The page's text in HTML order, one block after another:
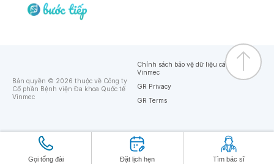
Gọi tổng đài Đặt lịch hẹn Tìm bác sĩ
Bản quyền © 2026 thuộc về Công ty
Cổ phần Bệnh viện Đa khoa Quốc tế
Vinmec
Chính sách bảo vệ dữ liệu cá nhân của
Vinmec
GR Privacy
GR Terms